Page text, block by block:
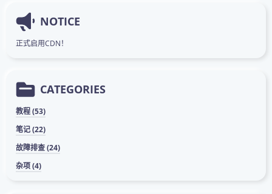
NOTICE
正式启用CDN！
CATEGORIES
教程 (53)
笔记 (22)
故障排查 (24)
杂项 (4)